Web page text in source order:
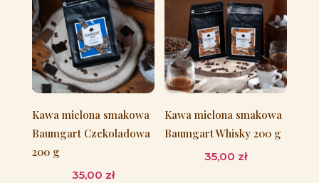
Kawa mielona smakowa
Baumgart Czekoladowa
200 g
35,00 zł
Kawa mielona smakowa
Baumgart Whisky 200 g
35,00 zł